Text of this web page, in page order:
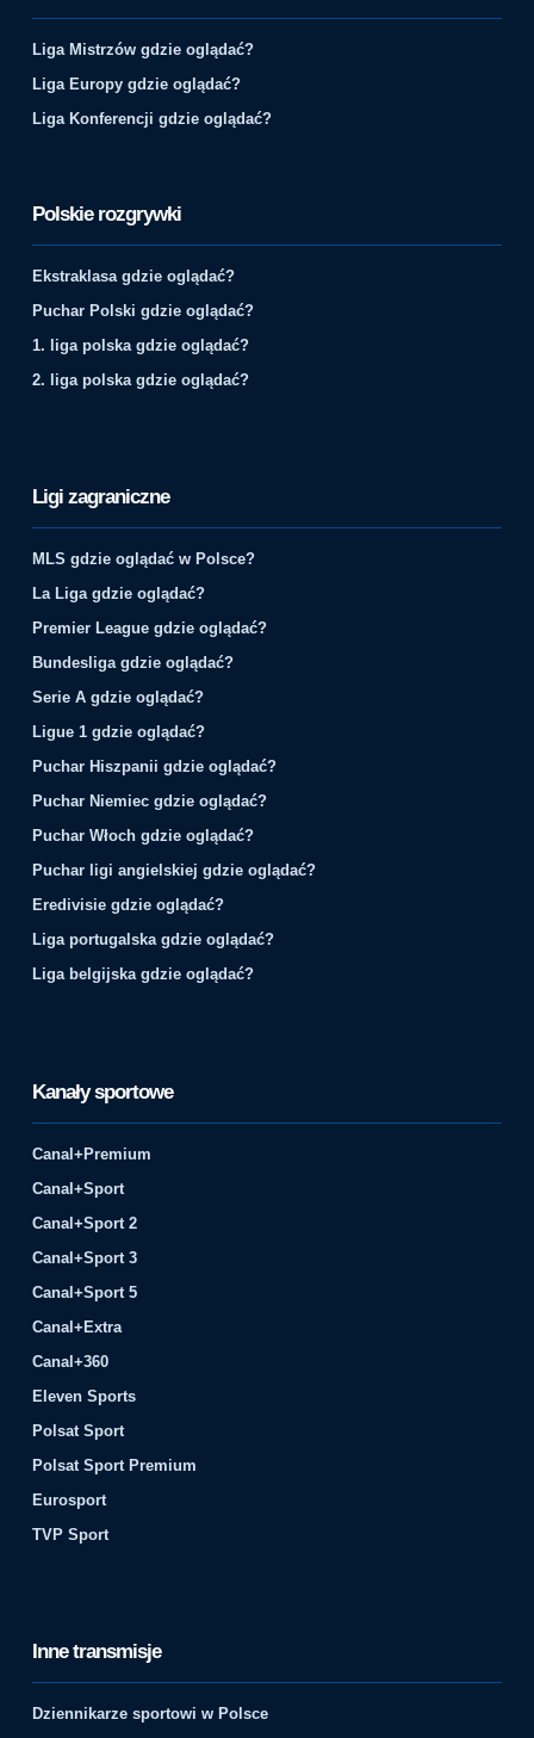
Liga Mistrzów gdzie oglądać?
Liga Europy gdzie oglądać?
Liga Konferencji gdzie oglądać?
Polskie rozgrywki
Ekstraklasa gdzie oglądać?
Puchar Polski gdzie oglądać?
1. liga polska gdzie oglądać?
2. liga polska gdzie oglądać?
Ligi zagraniczne
MLS gdzie oglądać w Polsce?
La Liga gdzie oglądać?
Premier League gdzie oglądać?
Bundesliga gdzie oglądać?
Serie A gdzie oglądać?
Ligue 1 gdzie oglądać?
Puchar Hiszpanii gdzie oglądać?
Puchar Niemiec gdzie oglądać?
Puchar Włoch gdzie oglądać?
Puchar ligi angielskiej gdzie oglądać?
Eredivisie gdzie oglądać?
Liga portugalska gdzie oglądać?
Liga belgijska gdzie oglądać?
Kanały sportowe
Canal+Premium
Canal+Sport
Canal+Sport 2
Canal+Sport 3
Canal+Sport 5
Canal+Extra
Canal+360
Eleven Sports
Polsat Sport
Polsat Sport Premium
Eurosport
TVP Sport
Inne transmisje
Dziennikarze sportowi w Polsce